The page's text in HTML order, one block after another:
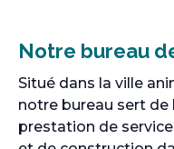
Notre bureau
Situé dans la ville
notre bureau sert
prestation de